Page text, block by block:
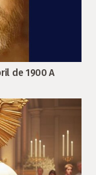
de 1900 A